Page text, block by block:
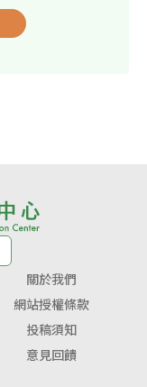
關於我們
網站授權條款
投稿須知
意見回饋